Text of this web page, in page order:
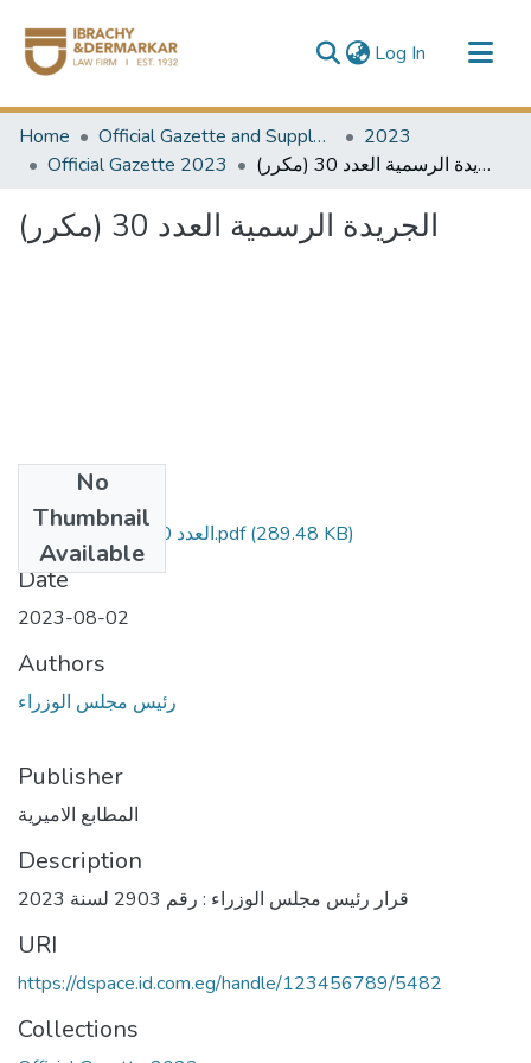
Log In (current)
Communities & Collections
All of DSpace
Home Official Gazette and Supplement
2023
Official Gazette 2023
الجريدة الرسمية العدد 30 (مكرر)
الجريدة الرسمية العدد 30 (مكرر)
No
Thumbnail
Available
العدد 30 مكرر - مومن.pdf(289.48 KB)
Date
2023-08-02
Authors
رئيس مجلس الوزراء
Publisher
المطابع الاميرية
Description
قرار رئيس مجلس الوزراء : رقم 2903 لسنة 2023
URI
https://dspace.id.com.eg/handle/123456789/5482
Collections